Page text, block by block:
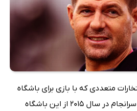
متعددی که با بازی برای باشگاه
لیورپول به دست آورد، سرانجام در سال 2015 از این باشگاه